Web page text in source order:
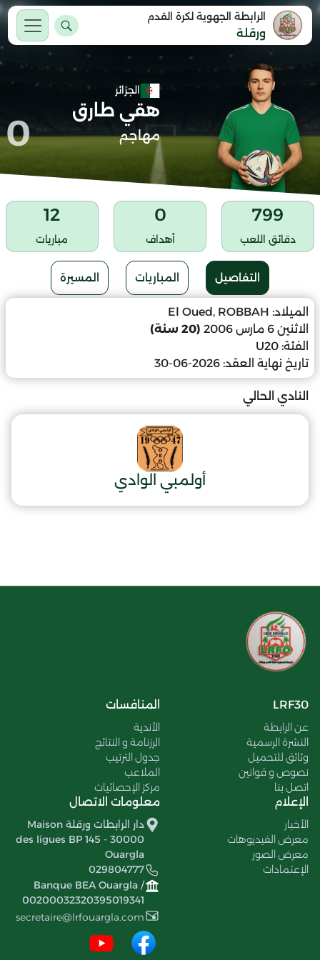
الرابطة الجهوية لكرة القدم
ورقلة
الجزائر
هقي طارق
مهاجم 0
799
دقائق اللعب
0
أهداف
12
مباريات
التفاصيل المباريات المسيرة
الميلاد: El Oued, ROBBAH
الاثنين 6 مارس 2006
(20 سنة)
الفئة: U20
تاريخ نهاية العقد: 2026-06-30
النادي الحالي
أولمبي الوادي
LRF30
عن الرابطة
النشرة الرسمية
وثائق للتحميل
نصوص و قوانين
اتصل بنا
المنافسات
الأندية
الرزنامة و النتائج
جدول الترتيب
الملاعب
مركز الإحصائيات
الإعلام
الأخبار
معرض الفيديوهات
معرض الصور
الإعتمادات
معلومات الاتصال
دار الرابطات ورقلة Maison
des ligues BP 145 - 30000
Ouargla
029804777
Banque BEA Ouargla /
00200032320395019341
secretaire@lrfouargla.com